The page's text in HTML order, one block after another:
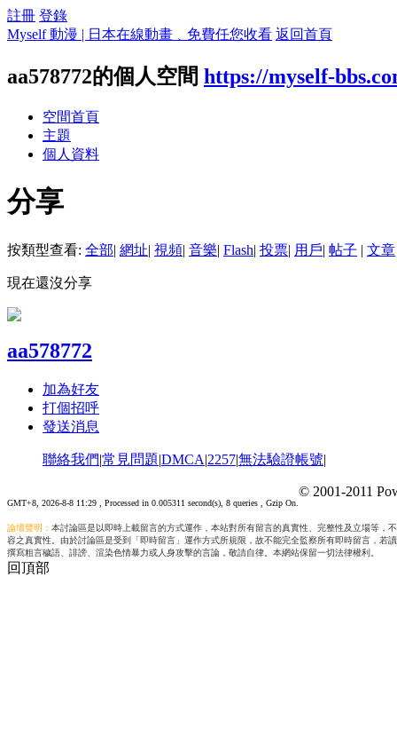
註冊 登錄
Myself 動漫 | 日本在線動畫﹑免費任您收看 返回首頁
aa578772的個人空間 https://myself-
空間首頁
主題
個人資料
分享
按類型查看: 全部| 網址| 視頻| 音樂| Flash| 投票| 用戶| 帖子 | 文章
現在還沒分享
aa578772
加為好友
打個招呼
發送消息
聯絡我們|常見問題|DMCA|2257|無法驗證帳號|
GMT+8, 2026-8-8 11:29 , Processed in 0.005311 second(s), 8 queries , Gzip On.
© 2001-2011
論壇聲明： 本討論區是以即時上載留言的方式運作，本站對所有留言的真實性、完整性及立場等
容之真實性。由於討論區是受到「即時留言」運作方式所規限，故不能完全監察所有即時留言，
撰寫粗言穢語、誹謗、渲染色情暴力或人身攻擊的言論，敬請自律。本網站保留一切法律權利。
回頂部